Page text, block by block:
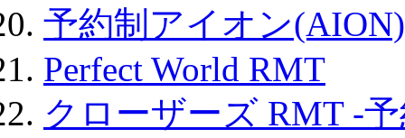
予約制アイオン
Perfect World RMT
クローザーズ RMT -